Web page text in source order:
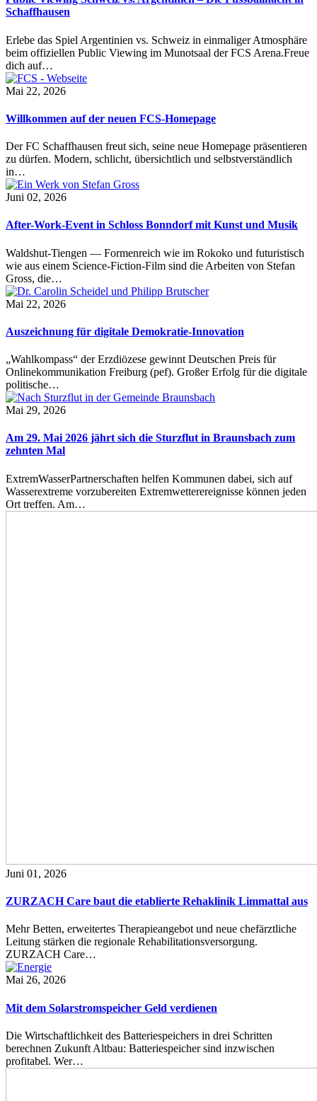
Schaffhausen
Erlebe das Spiel Argentinien vs. Schweiz in einmaliger Atmosphäre
beim offiziellen Public Viewing im Munotsaal der FCS Arena.Freue
dich auf…
Mai 22, 2026
Willkommen auf der neuen FCS-Homepage
Der FC Schaffhausen freut sich, seine neue Homepage präsentieren
zu dürfen. Modern, schlicht, übersichtlich und selbstverständlich
in…
Juni 02, 2026
After-Work-Event in Schloss Bonndorf mit Kunst und Musik
Waldshut-Tiengen — Formenreich wie im Rokoko und futuristisch
wie aus einem Science-Fiction-Film sind die Arbeiten von Stefan
Gross, die…
Mai 22, 2026
Auszeichnung für digitale Demokratie-Innovation
„Wahlkompass“ der Erzdiözese gewinnt Deutschen Preis für
Onlinekommunikation Freiburg (pef). Großer Erfolg für die digitale
politische…
Mai 29, 2026
Am 29. Mai 2026 jährt sich die Sturzflut in Braunsbach zum
zehnten Mal
ExtremWasserPartnerschaften helfen Kommunen dabei, sich auf
Wasserextreme vorzubereiten Extremwetterereignisse können jeden
Ort treffen. Am…
Juni 01, 2026
ZURZACH Care baut die etablierte Rehaklinik Limmattal aus
Mehr Betten, erweitertes Therapieangebot und neue chefärztliche
Leitung stärken die regionale Rehabilitationsversorgung.
ZURZACH Care…
Mai 26, 2026
Mit dem Solarstromspeicher Geld verdienen
Die Wirtschaftlichkeit des Batteriespeichers in drei Schritten
berechnen Zukunft Altbau: Batteriespeicher sind inzwischen
profitabel. Wer…